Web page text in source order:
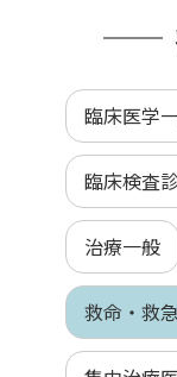
臨床医学
臨床検査
治療一般
救命・救